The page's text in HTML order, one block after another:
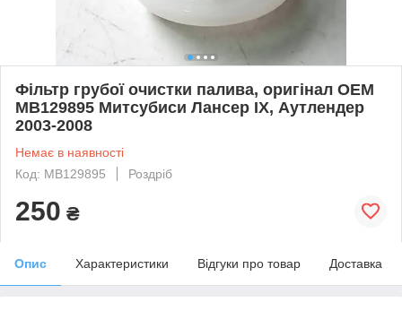
Фільтр грубої очистки палива, оригінал OEM
MB129895 Митсубиси Лансер IX, Аутлендер
2003-2008
Немає в наявності
Код: MB129895
Роздріб
250 ₴
Опис Характеристики Відгуки про товар Доставка